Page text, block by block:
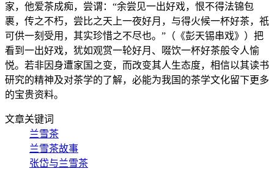
家，他爱茶成痴，尝谓：“余尝见一出好戏，恨不得法锦包
裹，传之不朽，尝比之天上一夜好月，与得火候一杯好茶，祇
可供一刻受用，其实珍惜之不尽也。”（《彭天锡串戏》）把
看到一出好戏，犹如观赏一轮好月、啜饮一杯好茶般令人愉
悦。若非因身遭家国之变，而改变其人生态度，相信以其读书
研究的精神及对茶学的了解，必能为我国的茶学文化留下更多
的宝贵资料。
文章关键词
兰雪茶
兰雪茶故事
张岱与兰雪茶